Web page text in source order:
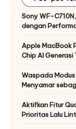
Sony WF-
dengan
Apple MacBook
Chip AI Generasi
Waspada
Menyamar
Aktifkan Fitur
Prioritas Lalu